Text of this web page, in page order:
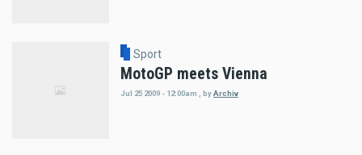
Sport
MotoGP meets Vienna
Jul 25 2009 - 12:00am byArchiv